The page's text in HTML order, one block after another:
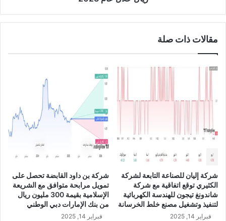
و
ص
و
ب
س
ة
2
1
.
مقالات ذات صلة
شركة إليان للصناعة التابعة لشركة
الكثيري توقع اتفاقية مع شركة
شاندونغ تيجون للهندسة الكهربائية
لتنفيذ وتشغيل مصنع خلط الخرسانة
فبراير 14, 2025
شركة بن داود القابضة تحصل على
تمويل مرابحة متوافق مع الشريعة
الإسلامية بقيمة 300 مليون ريال
من بنك الإمارات دبي الوطني
فبراير 14, 2025